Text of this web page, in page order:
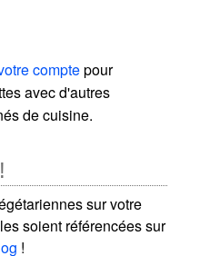
comptepour
avec d'autres
de cuisine.
sur votre
soient référencées sur
!